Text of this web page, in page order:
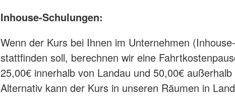
Inhouse-Schulungen:
Wenn der Kurs bei Ihnen im Unternehmen
stattfinden soll, berechnen wir eine
25,00€ innerhalb von Landau und 50,00€
Alternativ kann der Kurs in unseren Räumen in